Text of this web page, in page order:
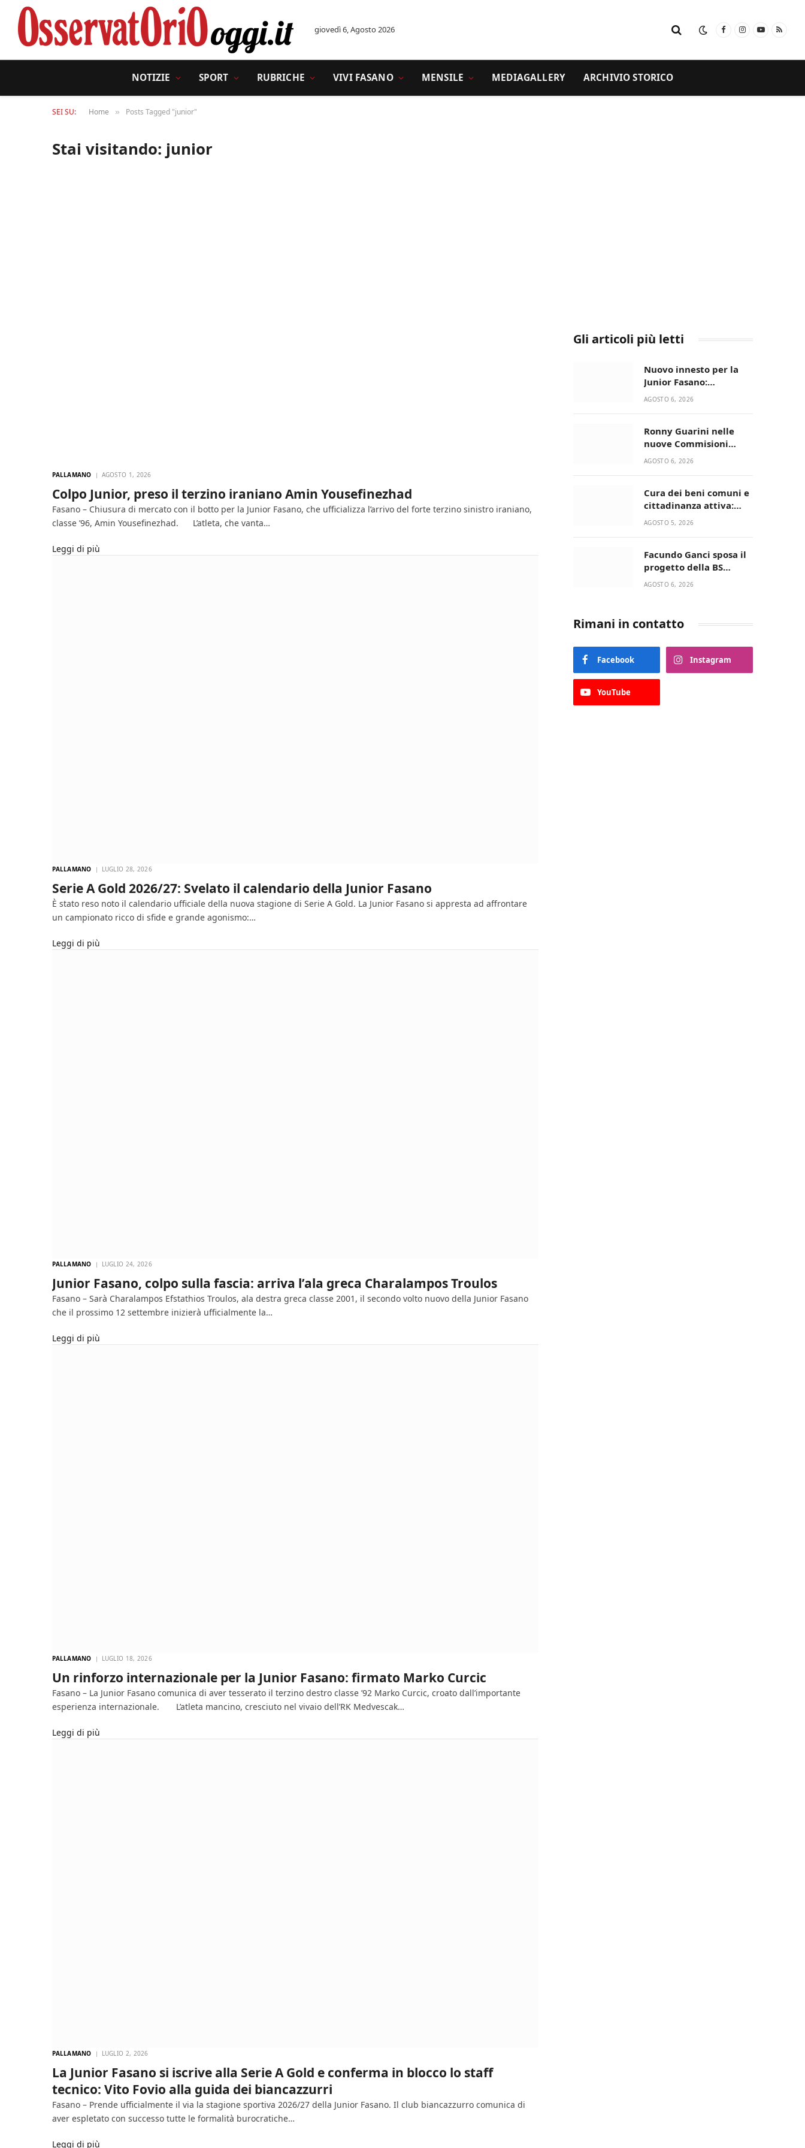
giovedì 6, Agosto 2026 FacebookInstagram
YouTube
RSS
NOTIZIE SPORT RUBRICHE VIVI FASANO MENSILE MEDIAGALLERY ARCHIVIO STORICO
SEI SU: Home » Posts Tagged "junior"
Stai visitando: junior
PALLAMANO AGOSTO 1, 2026
Colpo Junior, preso il terzino iraniano Amin Yousefinezhad
Fasano – Chiusura di mercato con il botto per la Junior Fasano, che ufficializza l’arrivo del forte terzino sinistro iraniano,
classe ’96, Amin Yousefinezhad. L’atleta, che vanta…
Leggi di più
PALLAMANO LUGLIO 28, 2026
Serie A Gold 2026/27: Svelato il calendario della Junior Fasano
È stato reso noto il calendario ufficiale della nuova stagione di Serie A Gold. La Junior Fasano si appresta ad affrontare
un campionato ricco di sfide e grande agonismo:…
Leggi di più
PALLAMANO LUGLIO 24, 2026
Junior Fasano, colpo sulla fascia: arriva l’ala greca Charalampos Troulos
Fasano – Sarà Charalampos Efstathios Troulos, ala destra greca classe 2001, il secondo volto nuovo della Junior Fasano
che il prossimo 12 settembre inizierà ufficialmente la…
Leggi di più
PALLAMANO LUGLIO 18, 2026
Un rinforzo internazionale per la Junior Fasano: firmato Marko Curcic
Fasano – La Junior Fasano comunica di aver tesserato il terzino destro classe ’92 Marko Curcic, croato dall’importante
esperienza internazionale. L’atleta mancino, cresciuto nel vivaio dell’RK Medvescak…
Leggi di più
PALLAMANO LUGLIO 2, 2026
La Junior Fasano si iscrive alla Serie A Gold e conferma in blocco lo staff
tecnico: Vito Fovio alla guida dei biancazzurri
Fasano – Prende ufficialmente il via la stagione sportiva 2026/27 della Junior Fasano. Il club biancazzurro comunica di
aver espletato con successo tutte le formalità burocratiche…
Leggi di più
Gli articoli più letti
Nuovo innesto per la
Junior Fasano:
ingaggiato il
AGOSTO 6, 2026
Ronny Guarini nelle
nuove Commisioni
Acisport
AGOSTO 6, 2026
Cura dei beni comuni e
cittadinanza attiva:
online l’avviso per la
AGOSTO 5, 2026
Facundo Ganci sposa il
progetto della BS
Soccer Team Fasano e
AGOSTO 6, 2026
Rimani in contatto
Facebook Instagram
YouTube